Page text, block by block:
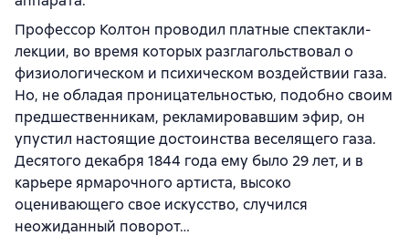
Профессор Колтон проводил платные спектакли-
лекции, во время которых разглагольствовал о
физиологическом и психическом воздействии газа.
Но, не обладая проницательностью, подобно своим
предшественникам, рекламировавшим эфир, он
упустил настоящие достоинства веселящего газа.
Десятого декабря 1844 года ему было 29 лет, и в
карьере ярмарочного артиста, высоко
оценивающего свое искусство, случился
неожиданный поворот…